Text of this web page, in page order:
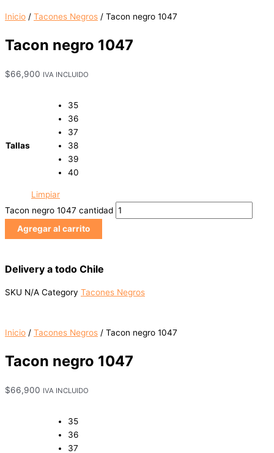
Inicio / Tacones Negros / Tacon negro 1047
Tacon negro 1047
$66,900 IVA INCLUIDO
Tallas
35
36
37
38
39
40
Limpiar
Tacon negro 1047 cantidad
Agregar al carrito
Delivery a todo Chile
SKU N/A Category Tacones Negros
Inicio / Tacones Negros / Tacon negro 1047
Tacon negro 1047
$66,900 IVA INCLUIDO
35
36
37